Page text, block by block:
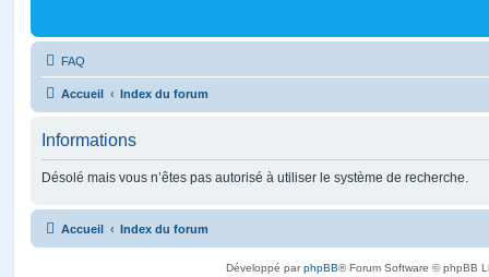
FAQ
Accueil Index du forum
Informations
Désolé mais vous n’êtes pas autorisé à utiliser le système de recherche.
Accueil Index du forum
Développé parphpBB® Forum Software © phpBB